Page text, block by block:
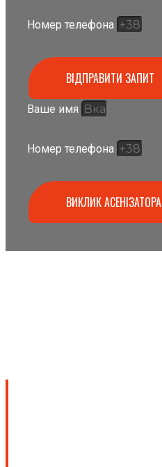
Номер телефона
ВІДПРАВИТИ ЗАПИТ
Ваше имя
Номер телефона
ВИКЛИК АСЕНІЗАТОРА